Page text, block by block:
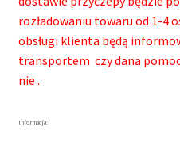
rozładowaniu towaru od 1-4
obsługi klienta będą
transportem czy dana
nie .
Informacja: